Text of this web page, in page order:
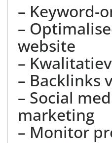
– Keyword-
–
website
–
– Backlinks
– Social
marketing
– Monitor